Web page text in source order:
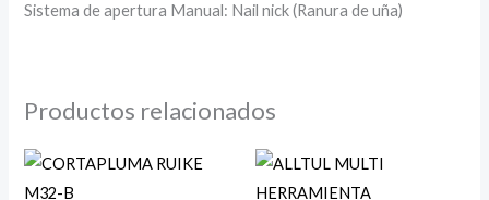
Sistema de apertura Manual: Nail nick (Ranura de uña)
Productos relacionados